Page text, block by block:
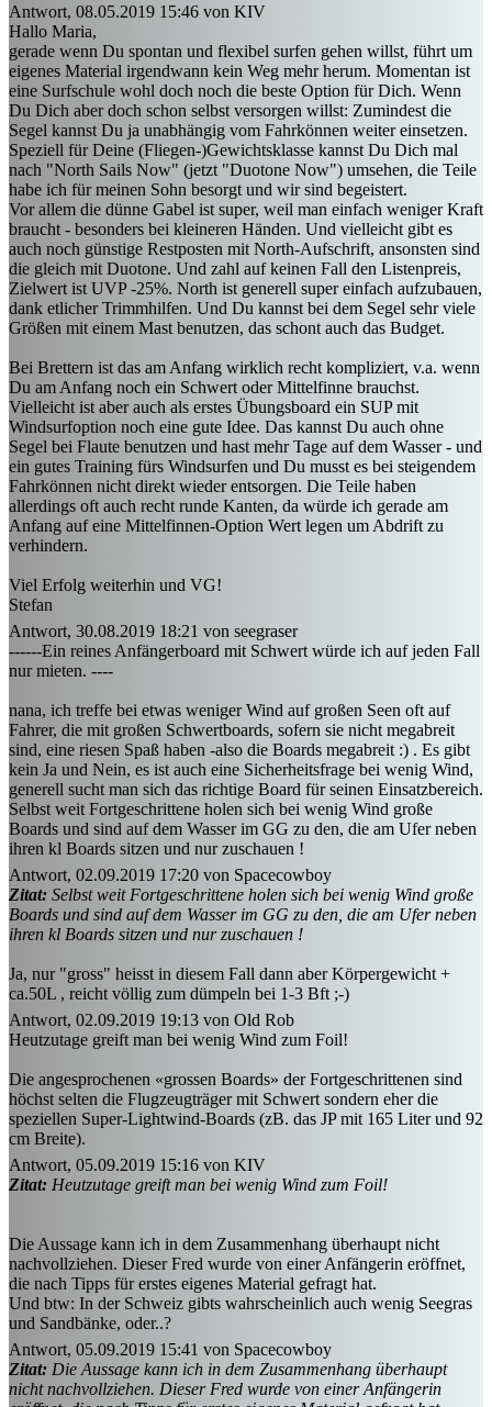
Antwort, 08.05.2019 15:46 von KIV
Hallo Maria,
gerade wenn Du spontan und flexibel surfen gehen willst, führt um
eigenes Material irgendwann kein Weg mehr herum. Momentan ist
eine Surfschule wohl doch noch die beste Option für Dich. Wenn
Du Dich aber doch schon selbst versorgen willst: Zumindest die
Segel kannst Du ja unabhängig vom Fahrkönnen weiter einsetzen.
Speziell für Deine (Fliegen-)Gewichtsklasse kannst Du Dich mal
nach "North Sails Now" (jetzt "Duotone Now") umsehen, die Teile
habe ich für meinen Sohn besorgt und wir sind begeistert.
Vor allem die dünne Gabel ist super, weil man einfach weniger Kraft
braucht - besonders bei kleineren Händen. Und vielleicht gibt es
auch noch günstige Restposten mit North-Aufschrift, ansonsten sind
die gleich mit Duotone. Und zahl auf keinen Fall den Listenpreis,
Zielwert ist UVP -25%. North ist generell super einfach aufzubauen,
dank etlicher Trimmhilfen. Und Du kannst bei dem Segel sehr viele
Größen mit einem Mast benutzen, das schont auch das Budget.
Bei Brettern ist das am Anfang wirklich recht kompliziert, v.a. wenn
Du am Anfang noch ein Schwert oder Mittelfinne brauchst.
Vielleicht ist aber auch als erstes Übungsboard ein SUP mit
Windsurfoption noch eine gute Idee. Das kannst Du auch ohne
Segel bei Flaute benutzen und hast mehr Tage auf dem Wasser - und
ein gutes Training fürs Windsurfen und Du musst es bei steigendem
Fahrkönnen nicht direkt wieder entsorgen. Die Teile haben
allerdings oft auch recht runde Kanten, da würde ich gerade am
Anfang auf eine Mittelfinnen-Option Wert legen um Abdrift zu
verhindern.
Viel Erfolg weiterhin und VG!
Stefan
Antwort, 30.08.2019 18:21 von seegraser
------Ein reines Anfängerboard mit Schwert würde ich auf jeden Fall
nur mieten. ----
nana, ich treffe bei etwas weniger Wind auf großen Seen oft auf
Fahrer, die mit großen Schwertboards, sofern sie nicht megabreit
sind, eine riesen Spaß haben -also die Boards megabreit :) . Es gibt
kein Ja und Nein, es ist auch eine Sicherheitsfrage bei wenig Wind,
generell sucht man sich das richtige Board für seinen Einsatzbereich.
Selbst weit Fortgeschrittene holen sich bei wenig Wind große
Boards und sind auf dem Wasser im GG zu den, die am Ufer neben
ihren kl Boards sitzen und nur zuschauen !
Antwort, 02.09.2019 17:20 von Spacecowboy
Zitat: Selbst weit Fortgeschrittene holen sich bei wenig Wind große
Boards und sind auf dem Wasser im GG zu den, die am Ufer neben
ihren kl Boards sitzen und nur zuschauen !
Ja, nur "gross" heisst in diesem Fall dann aber Körpergewicht +
ca.50L , reicht völlig zum dümpeln bei 1-3 Bft ;-)
Antwort, 02.09.2019 19:13 von Old Rob
Heutzutage greift man bei wenig Wind zum Foil!
Die angesprochenen «grossen Boards» der Fortgeschrittenen sind
höchst selten die Flugzeugträger mit Schwert sondern eher die
speziellen Super-Lightwind-Boards (zB. das JP mit 165 Liter und 92
cm Breite).
Antwort, 05.09.2019 15:16 von KIV
Zitat: Heutzutage greift man bei wenig Wind zum Foil!
Die Aussage kann ich in dem Zusammenhang überhaupt nicht
nachvollziehen. Dieser Fred wurde von einer Anfängerin eröffnet,
die nach Tipps für erstes eigenes Material gefragt hat.
Und btw: In der Schweiz gibts wahrscheinlich auch wenig Seegras
und Sandbänke, oder..?
Antwort, 05.09.2019 15:41 von Spacecowboy
Zitat: Die Aussage kann ich in dem Zusammenhang überhaupt
nicht nachvollziehen. Dieser Fred wurde von einer Anfängerin